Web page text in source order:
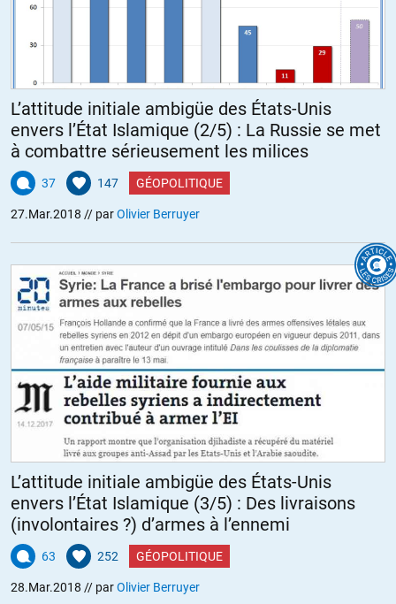
L’attitude initiale ambigüe des États-Unis
envers l’État Islamique (2/5) : La Russie se met
à combattre sérieusement les milices
37 147 GÉOPOLITIQUE
27.Mar.2018 // parOlivier Berruyer
L’attitude initiale ambigüe des États-Unis
envers l’État Islamique (3/5) : Des livraisons
(involontaires ?) d’armes à l’ennemi
63 252 GÉOPOLITIQUE
28.Mar.2018 // parOlivier Berruyer